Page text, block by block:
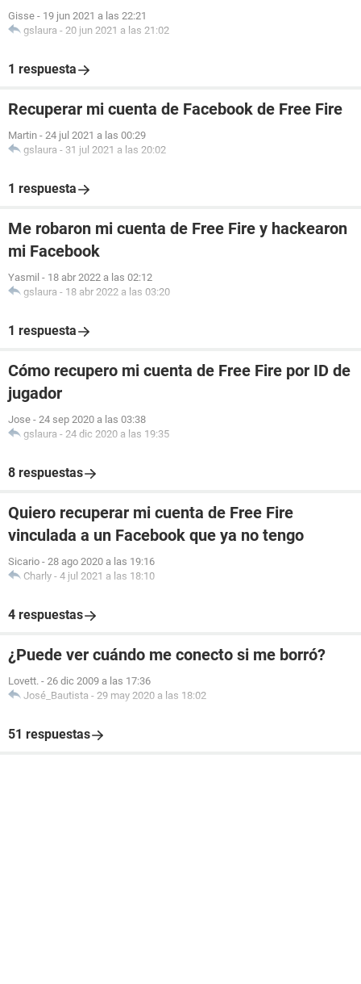
Gisse - 19 jun 2021 a las 22:21
gslaura - 20 jun 2021 a las 21:02
1 respuesta
Recuperar mi cuenta de Facebook de Free Fire
Martin - 24 jul 2021 a las 00:29
gslaura - 31 jul 2021 a las 20:02
1 respuesta
Me robaron mi cuenta de Free Fire y hackearon
mi Facebook
Yasmil - 18 abr 2022 a las 02:12
gslaura - 18 abr 2022 a las 03:20
1 respuesta
Cómo recupero mi cuenta de Free Fire por ID de
jugador
Jose - 24 sep 2020 a las 03:38
gslaura - 24 dic 2020 a las 19:35
8 respuestas
Quiero recuperar mi cuenta de Free Fire
vinculada a un Facebook que ya no tengo
Sicario - 28 ago 2020 a las 19:16
Charly - 4 jul 2021 a las 18:10
4 respuestas
¿Puede ver cuándo me conecto si me borró?
Lovett. - 26 dic 2009 a las 17:36
José_Bautista - 29 may 2020 a las 18:02
51 respuestas